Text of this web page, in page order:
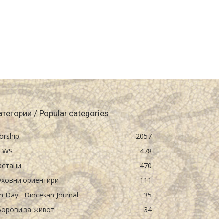
/ Popular categories
2057
478
470
ориентири
111
Day - Diocesan Journal
35
за живот
34